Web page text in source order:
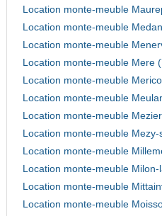
Location monte-meuble
Location monte-meuble
Location monte-meuble
Location monte-meuble Mere
Location monte-meuble
Location monte-meuble
Location monte-meuble
Location monte-meuble
Location monte-meuble
Location monte-meuble
Location monte-meuble
Location monte-meuble